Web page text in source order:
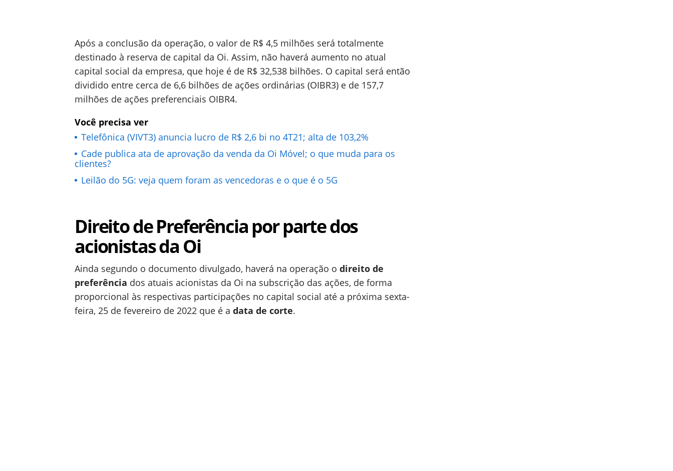
Após a conclusão da operação, o valor de R$ 4,5 milhões será totalmente
destinado à reserva de capital da Oi. Assim, não haverá aumento no atual
capital social da empresa, que hoje é de R$ 32,538 bilhões. O capital será então
dividido entre cerca de 6,6 bilhões de ações ordinárias (OIBR3) e de 157,7
milhões de ações preferenciais OIBR4.
Você precisa ver
Telefônica (VIVT3) anuncia lucro de R$ 2,6 bi no 4T21; alta de 103,2%
Cade publica ata de aprovação da venda da Oi Móvel; o que muda para os
clientes?
Leilão do 5G: veja quem foram as vencedoras e o que é o 5G
Direito de Preferência por parte dos
acionistas da Oi
Ainda segundo o documento divulgado, haverá na operação o direito de
preferência dos atuais acionistas da Oi na subscrição das ações, de forma
proporcional às respectivas participações no capital social até a próxima sexta-
feira, 25 de fevereiro de 2022 que é a data de corte.